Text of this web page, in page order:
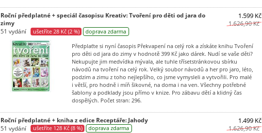
Roční předplatné + speciál časopisu Kreativ: Tvoření pro děti od jara do
zimy
51 vydání ušetříte 28 Kč (2 %) doprava zdarma
1.599 Kč
1.626,90 Kč
Předplaťte si nyní časopis Překvapení na celý rok a získáte knihu Tvoření
pro děti od jara do zimy v hodnotě 399 Kč jako dárek. Nudí se vaše děti?
Nekupujte jim medvídka mývala, ale tuhle třísetstránkovou sbírku
návodů na tvoření na celý rok. Velký soubor návodů a her pro jaro, léto,
podzim a zimu z toho nejlepšího, co jsme vymysleli a vytvořili. Pro malé
i větší, pro hodně i míň šikovné, na doma i na ven. Všechny potřebné
šablony a podklady jsou přímo v knize. Pro zábavu dětí a klidný čas
dospělých. Počet stran: 296.
Roční předplatné + kniha z edice Receptáře: Jahody
51 vydání ušetříte 128 Kč (8 %) doprava zdarma
1.499 Kč
1.626,90 Kč